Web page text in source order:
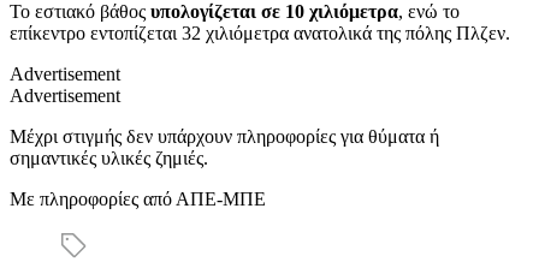
Το εστιακό βάθος υπολογίζεται σε 10 χιλιόμετρα, ενώ το
επίκεντρο εντοπίζεται 32 χιλιόμετρα ανατολικά της πόλης Πλζεν.
Advertisement
Advertisement
Μέχρι στιγμής δεν υπάρχουν πληροφορίες για θύματα ή
σημαντικές υλικές ζημιές.
Με πληροφορίες από ΑΠΕ-ΜΠΕ